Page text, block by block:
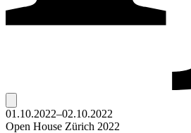
01.10.2022–02.10.2022
Open House Zürich 2022